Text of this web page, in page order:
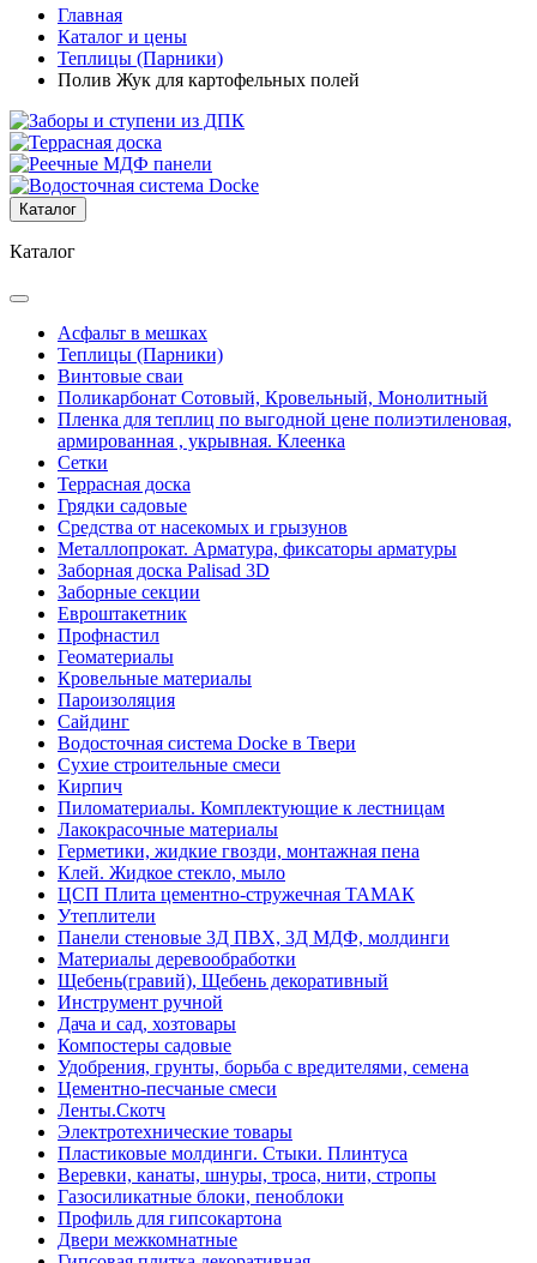
Главная
Каталог и цены
Теплицы (Парники)
Полив Жук для картофельных полей
Каталог
Каталог
Асфальт в мешках
Теплицы (Парники)
Винтовые сваи
Поликарбонат Сотовый, Кровельный, Монолитный
Пленка для теплиц по выгодной цене полиэтиленовая,
армированная , укрывная. Клеенка
Сетки
Террасная доска
Грядки садовые
Средства от насекомых и грызунов
Металлопрокат. Арматура, фиксаторы арматуры
Заборная доска Palisad 3D
Заборные секции
Евроштакетник
Профнастил
Геоматериалы
Кровельные материалы
Пароизоляция
Сайдинг
Водосточная система Docke в Твери
Сухие строительные смеси
Кирпич
Пиломатериалы. Комплектующие к лестницам
Лакокрасочные материалы
Герметики, жидкие гвозди, монтажная пена
Клей. Жидкое стекло, мыло
ЦСП Плита цементно-стружечная ТАМАК
Утеплители
Панели стеновые 3Д ПВХ, 3Д МДФ, молдинги
Материалы деревообработки
Щебень(гравий), Щебень декоративный
Инструмент ручной
Дача и сад, хозтовары
Компостеры садовые
Удобрения, грунты, борьба с вредителями, семена
Цементно-песчаные смеси
Ленты.Скотч
Электротехнические товары
Пластиковые молдинги. Стыки. Плинтуса
Веревки, канаты, шнуры, троса, нити, стропы
Газосиликатные блоки, пеноблоки
Профиль для гипсокартона
Двери межкомнатные